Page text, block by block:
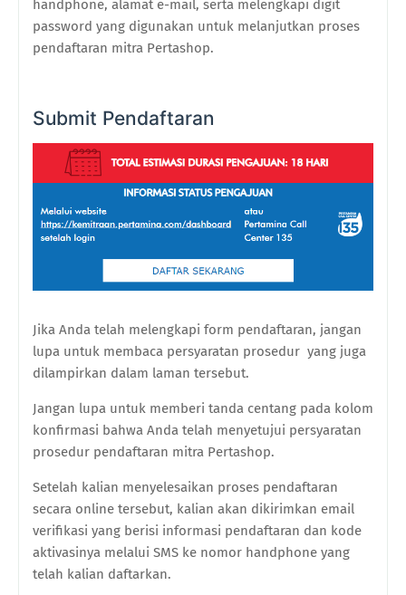
handphone, alamat e-mail, serta melengkapi digit
password yang digunakan untuk melanjutkan proses
pendaftaran mitra Pertashop.
Submit Pendaftaran
Jika Anda telah melengkapi form pendaftaran, jangan
lupa untuk membaca persyaratan prosedur yang juga
dilampirkan dalam laman tersebut.
Jangan lupa untuk memberi tanda centang pada kolom
konfirmasi bahwa Anda telah menyetujui persyaratan
prosedur pendaftaran mitra Pertashop.
Setelah kalian menyelesaikan proses pendaftaran
secara online tersebut, kalian akan dikirimkan email
verifikasi yang berisi informasi pendaftaran dan kode
aktivasinya melalui SMS ke nomor handphone yang
telah kalian daftarkan.